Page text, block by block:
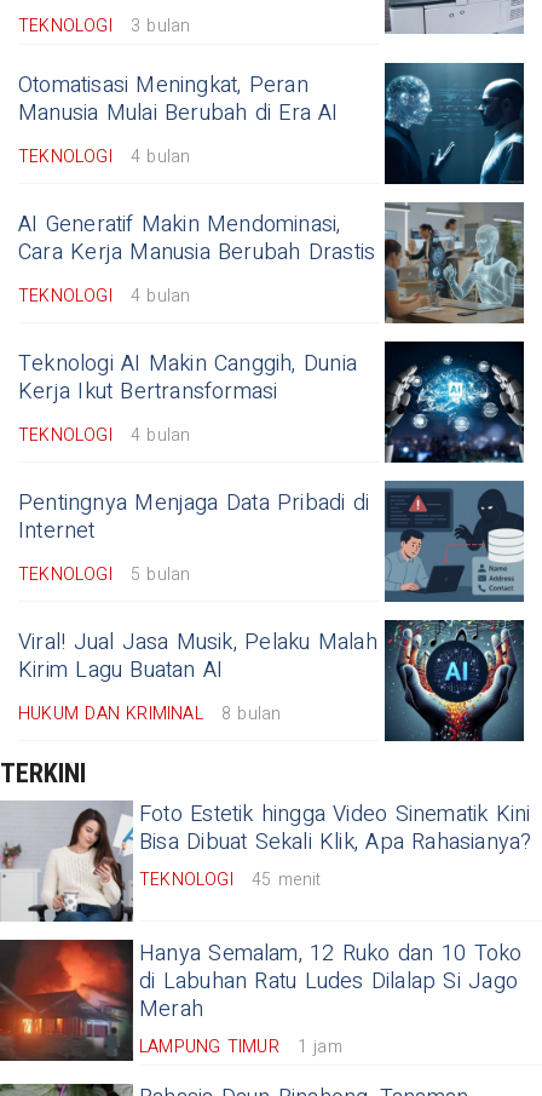
TEKNOLOGI 3 bulan
Otomatisasi Meningkat, Peran
Manusia Mulai Berubah di Era AI
TEKNOLOGI 4 bulan
AI Generatif Makin Mendominasi,
Cara Kerja Manusia Berubah Drastis
TEKNOLOGI 4 bulan
Teknologi AI Makin Canggih, Dunia
Kerja Ikut Bertransformasi
TEKNOLOGI 4 bulan
Pentingnya Menjaga Data Pribadi di
Internet
TEKNOLOGI 5 bulan
Viral! Jual Jasa Musik, Pelaku Malah
Kirim Lagu Buatan AI
HUKUM DAN KRIMINAL 8 bulan
TERKINI
Foto Estetik hingga Video Sinematik Kini
Bisa Dibuat Sekali Klik, Apa Rahasianya?
TEKNOLOGI 45 menit
Hanya Semalam, 12 Ruko dan 10 Toko
di Labuhan Ratu Ludes Dilalap Si Jago
Merah
LAMPUNG TIMUR 1 jam